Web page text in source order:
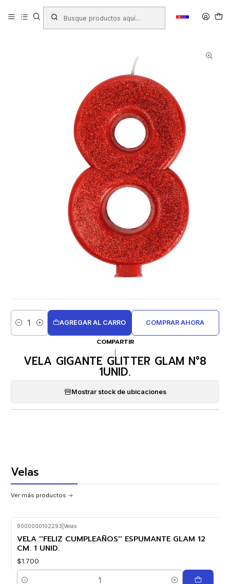
Productos COTILLÓN Velas
VELA GIGANTE GLITTER GLAM N°8 1UNID.
Cantidad
AGREGAR AL CARRO COMPRAR AHORA
COMPARTIR
VELA GIGANTE GLITTER GLAM N°8
1UNID.
Mostrar stock de ubicaciones
Velas
Ver más productos
9000000102293 Velas
VELA ''FELIZ CUMPLEAÑOS'' ESPUMANTE GLAM 12
CM. 1 UNID.
$1.700